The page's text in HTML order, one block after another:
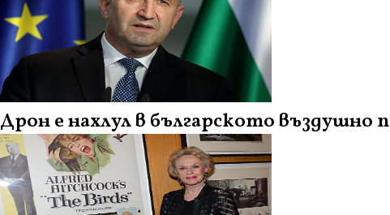
Дрон е нахлул в българското въздушно